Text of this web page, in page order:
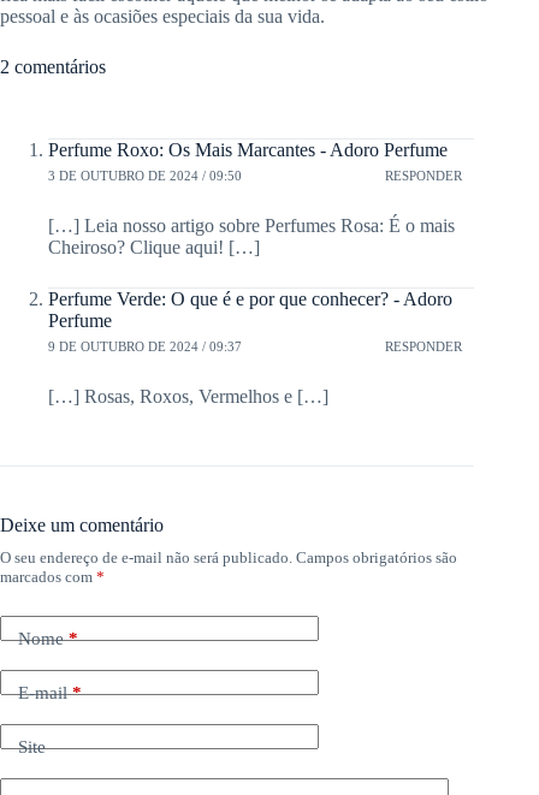
pessoal e às ocasiões especiais da sua vida.
2 comentários
Perfume Roxo: Os Mais Marcantes - Adoro Perfume
3 DE OUTUBRO DE 2024 / 09:50 RESPONDER
[…] Leia nosso artigo sobre Perfumes Rosa: É o mais
Cheiroso? Clique aqui! […]
Perfume Verde: O que é e por que conhecer? - Adoro
Perfume
9 DE OUTUBRO DE 2024 / 09:37 RESPONDER
[…] Rosas, Roxos, Vermelhos e […]
Deixe um comentário
O seu endereço de e-mail não será publicado. Campos obrigatórios são
marcados com *
Nome*
E-mail*
Site